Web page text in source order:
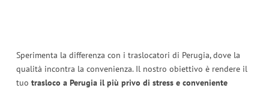
Sperimenta la differenza con i traslocatori di Perugia, dove la
qualità incontra la convenienza. Il nostro obiettivo è rendere il
tuo trasloco a Perugia il più privo di stress e conveniente